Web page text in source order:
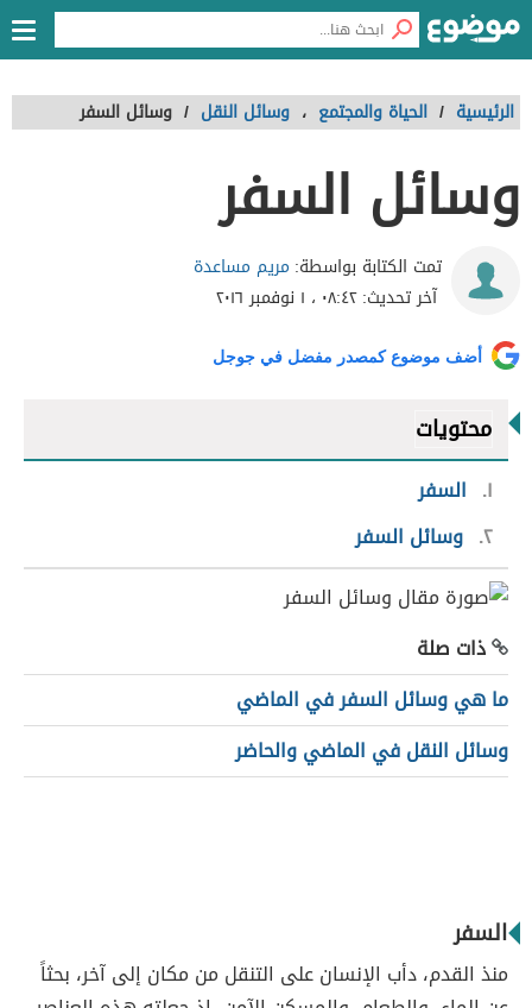
الرئيسية / الحياة والمجتمع ، وسائل النقل / وسائل السفر
وسائل السفر
تمت الكتابة بواسطة: مريم مساعدة
آخر تحديث:٠٨:٤٢ ، ١ نوفمبر ٢٠١٦
أضف موضوع كمصدر مفضل في جوجل
محتويات
١
السفر
٢ وسائل السفر
ذات صلة
ما هي وسائل السفر في الماضي
وسائل النقل في الماضي والحاضر
السفر
منذ القدم، دأب الإنسان على التنقل من مكان إلى آخر، بحثاً